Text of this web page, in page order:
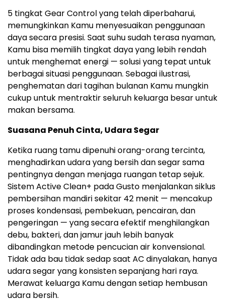
5 tingkat Gear Control yang telah diperbaharui,
memungkinkan Kamu menyesuaikan penggunaan
daya secara presisi. Saat suhu sudah terasa nyaman,
Kamu bisa memilih tingkat daya yang lebih rendah
untuk menghemat energi — solusi yang tepat untuk
berbagai situasi penggunaan. Sebagai ilustrasi,
penghematan dari tagihan bulanan Kamu mungkin
cukup untuk mentraktir seluruh keluarga besar untuk
makan bersama.
Suasana Penuh Cinta, Udara Segar
Ketika ruang tamu dipenuhi orang-orang tercinta,
menghadirkan udara yang bersih dan segar sama
pentingnya dengan menjaga ruangan tetap sejuk.
Sistem Active Clean+ pada Gusto menjalankan siklus
pembersihan mandiri sekitar 42 menit — mencakup
proses kondensasi, pembekuan, pencairan, dan
pengeringan — yang secara efektif menghilangkan
debu, bakteri, dan jamur jauh lebih banyak
dibandingkan metode pencucian air konvensional.
Tidak ada bau tidak sedap saat AC dinyalakan, hanya
udara segar yang konsisten sepanjang hari raya.
Merawat keluarga Kamu dengan setiap hembusan
udara bersih.